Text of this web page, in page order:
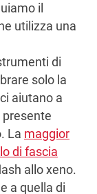
il
utilizza una
di
solo la
aiutano a
presente
La maggior
di fascia
allo xeno.
a quella di